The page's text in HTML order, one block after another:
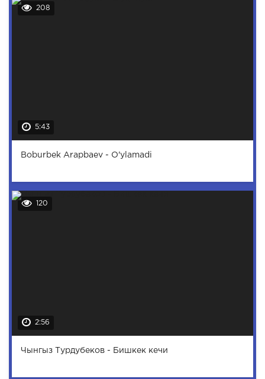
208
5:43
Boburbek Arapbaev - O'ylamadi
120
2:56
Чынгыз Турдубеков - Бишкек кечи